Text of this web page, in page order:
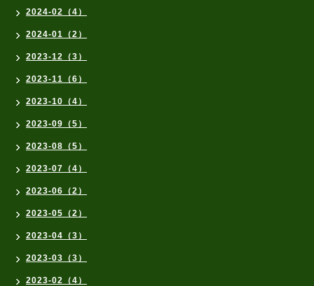
2024-02（4）
2024-01（2）
2023-12（3）
2023-11（6）
2023-10（4）
2023-09（5）
2023-08（5）
2023-07（4）
2023-06（2）
2023-05（2）
2023-04（3）
2023-03（3）
2023-02（4）